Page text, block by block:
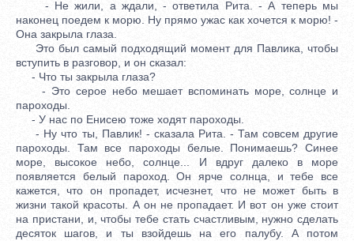
- Не жили, а ждали, - ответила Рита. - А теперь мы
наконец поедем к морю. Ну прямо ужас как хочется к морю! -
Она закрыла глаза.
Это был самый подходящий момент для Павлика, чтобы
вступить в разговор, и он сказал:
- Что ты закрыла глаза?
- Это серое небо мешает вспоминать море, солнце и
пароходы.
- У нас по Енисею тоже ходят пароходы.
- Ну что ты, Павлик! - сказала Рита. - Там совсем другие
пароходы. Там все пароходы белые. Понимаешь? Синее
море, высокое небо, солнце... И вдруг далеко в море
появляется белый пароход. Он ярче солнца, и тебе все
кажется, что он пропадет, исчезнет, что не может быть в
жизни такой красоты. А он не пропадает. И вот он уже стоит
на пристани, и, чтобы тебе стать счастливым, нужно сделать
десяток шагов, и ты взойдешь на его палубу. А потом